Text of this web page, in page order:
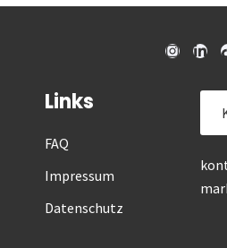
Links
FAQ
Impressum
Datenschutz